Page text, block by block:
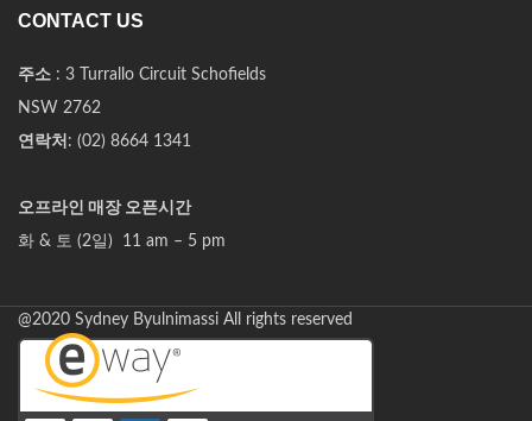
CONTACT US
주소 : 3 Turrallo Circuit Schofields
NSW 2762
연락처 : (02) 8664 1341
오프라인 매장 오픈시간
화 & 토 (2일) 11 am – 5 pm
@2020 Sydney Byulnimassi All rights reserved